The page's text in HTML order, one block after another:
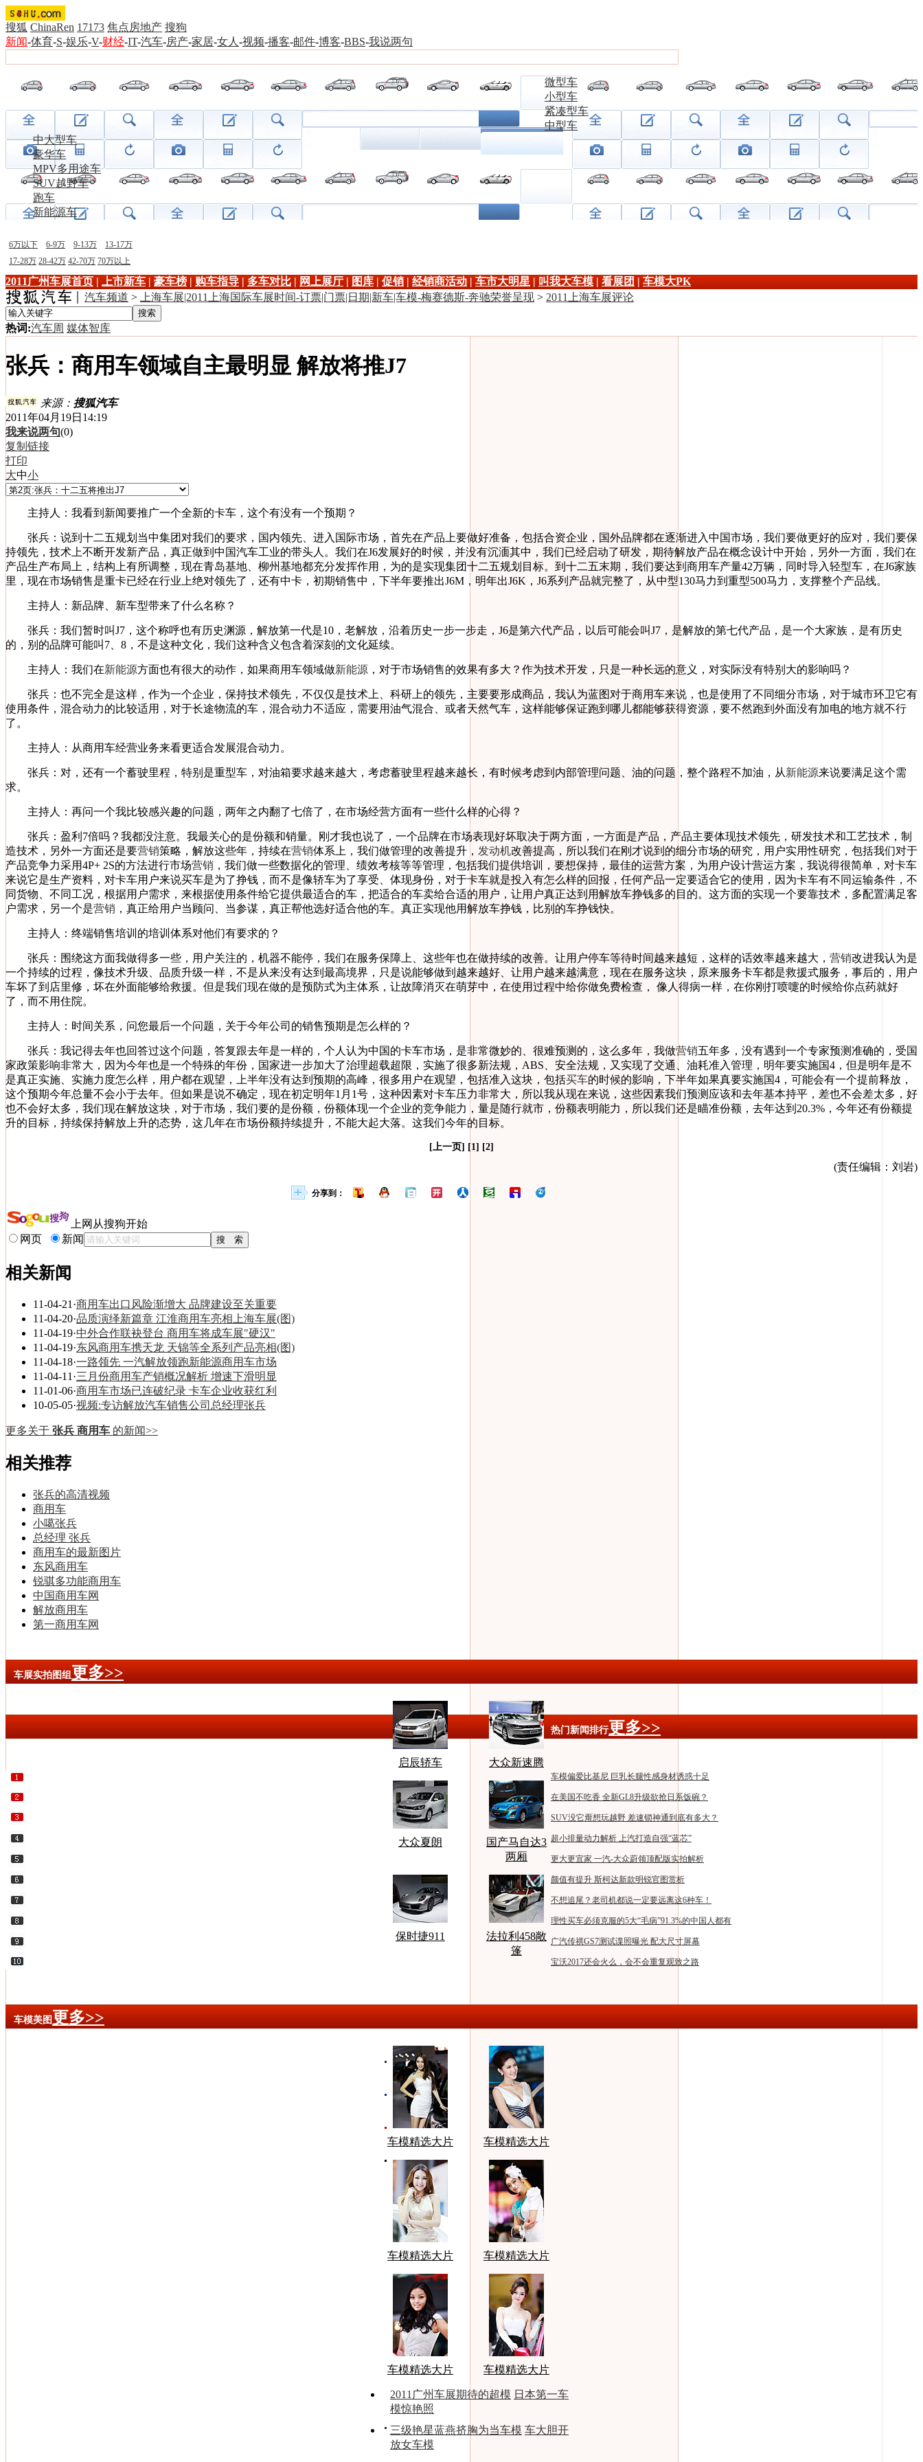
搜狐 ChinaRen 17173 焦点房地产 搜狗
新闻-体育-S-娱乐-V-财经-IT-汽车-房产-家居-女人 -视频-播客-邮件-博客-BBS-我说两句
微型车
小型车
紧凑型车
中型车
中大型车
豪华车
MPV多用途车
SUV越野车
跑车
新能源车
6万以下 6-9万 9-13万
13-17万
17-28万 28-42万 42-70万 70万以上
2011广州车展首页 | 上市新车 | 豪车榜 | 购车指导 | 多车对比 | 网上展厅 | 图库 | 促销 | 经销商活动 | 车市大明星 | 叫我大车模 | 看展团 | 车模大PK
汽车频道 > 上海车展|2011上海国际车展时间-订票|门票|日期|新车|车模-梅赛德斯-奔驰荣誉呈现 > 2011上海车展评论
热词:汽车周 媒体智库
张兵：商用车领域自主最明显 解放将推J7
来源： 搜狐汽车
2011年04月19日14:19
我来说两句(0)
复制链接
打印
大中小
主持人：我看到新闻要推广一个全新的卡车，这个有没有一个预期？
张兵：说到十二五规划当中集团对我们的要求，国内领先、进入国际市场，首先在产品上要做好准备，包括合资企业，国外品牌都在逐渐进入中国市场，我们要做更好的应对，我们要保
持领先，技术上不断开发新产品，真正做到中国汽车工业的带头人。我们在J6发展好的时候，并没有沉湎其中，我们已经启动了研发，期待解放产品在概念设计中开始，另外一方面，我们在
产品生产布局上，结构上有所调整，现在青岛基地、柳州基地都充分发挥作用，为的是实现集团十二五规划目标。到十二五末期，我们要达到商用车产量42万辆，同时导入轻型车，在J6家族
里，现在市场销售是重卡已经在行业上绝对领先了，还有中卡，初期销售中，下半年要推出J6M，明年出J6K，J6系列产品就完整了，从中型130马力到重型500马力，支撑整个产品线。
主持人：新品牌、 新车型带来了什么名称？
张兵：我们暂时叫J7，这个称呼也有历史渊源，解放第一代是10，老解放，沿着历史一步一步走，J6是第六代产品，以后可能会叫J7，是解放的第七代产品，是一个大家族，是有历史
的，别的品牌可能叫7、8，不是这种文化，我们这种含义包含着深刻的文化延续。
主持人：我们在新能源方面也有很大的动作，如果商用车领域做新能源 ，对于市场销售的效果有多大？作为技术开发，只是一种长远的意义，对实际没有特别大的影响吗？
张兵：也不完全是这样，作为一个企业，保持技术领先，不仅仅是技术上、科研上的领先，主要要形成商品，我认为蓝图对于商用车来说，也是使用了不同细分市场，对于城市环卫它有
使用条件，混合动力的比较适用，对于长途物流的车，混合动力不适应，需要用油气混合、或者天然气车，这样能够保证跑到哪儿都能够获得资源，要不然跑到外面没有加电的地方就不行
了。
主持人：从商用车经营业务来看更适合发展混合动力。
张兵：对，还有一个蓄驶里程，特别是重型车，对油箱要求越来越大，考虑蓄驶里程越来越长，有时候考虑到内部管理问题、油的问题，整个路程不加油，从新能源来说要满足这个需
求。
主持人：再问一个我比较感兴趣的问题，两年之内翻了七倍了，在市场经营方面有一些什么样的心得？
张兵：盈利7倍吗？我都没注意。我最关心的是份额和销量。刚才我也说了，一个品牌在市场表现好坏取决于两方面，一方面是产品，产品主要体现技术领先，研发技术和工艺技术，制
造技术，另外一方面还是要营销策略，解放这些年，持续在营销体系上，我们做管理的改善提升， 发动机改善提高，所以我们在刚才说到的细分市场的研究，用户实用性研究，包括我们对于
产品竞争力采用4P+ 2S的方法进行市场营销 ，我们做一些数据化的管理、绩效考核等等管理，包括我们提供培训，要想保持，最佳的运营方案，为用户设计营运方案，我说得很简单，对卡车
来说它是生产资料，对卡车用户来说买车是为了挣钱，而不是像轿车为了享受、体现身份，对于卡车就是投入有怎么样的回报，任何产品一定要适合它的使用，因为卡车有不同运输条件，不
同货物、不同工况，根据用户需求，来根据使用条件给它提供最适合的车，把适合的车卖给合适的用户，让用户真正达到用解放车挣钱多的目的。这方面的实现一个要靠技术，多配置满足客
户需求，另一个是营销 ，真正给用户当顾问、当参谋，真正帮他选好适合他的车。真正实现他用解放车挣钱，比别的车挣钱快。
主持人：终端销售培训的培训体系对他们有要求的？
张兵：围绕这方面我做得多一些，用户关注的，机器不能停，我们在服务保障上、这些年也在做持续的改善。让用户停车等待时间越来越短，这样的话效率越来越大， 营销改进我认为是
一个持续的过程，像技术升级、品质升级一样，不是从来没有达到最高境界，只是说能够做到越来越好、让用户越来越满意，现在在服务这块，原来服务卡车都是救援式服务，事后的，用户
车坏了到店里修，坏在外面能够给救援。但是我们现在做的是预防式为主体系，让故障消灭在萌芽中，在使用过程中给你做免费检查， 像人得病一样，在你刚打喷嚏的时候给你点药就好
了，而不用住院。
主持人：时间关系，问您最后一个问题，关于今年公司的销售预期是怎么样的？
张兵：我记得去年也回答过这个问题，答复跟去年是一样的，个人认为中国的卡车市场，是非常微妙的、很难预测的，这么多年，我做营销五年多，没有遇到一个专家预测准确的，受国
家政策影响非常大，因为今年也是一个特殊的年份，国家进一步加大了治理超载超限，实施了很多新法规，ABS、安全法规，又实现了交通
、油耗准入管理，明年要实施国4，但是明年是不
是真正实施、实施力度怎么样，用户都在观望，上半年没有达到预期的高峰，很多用户在观望，包括准入这块，包括买车的时候的影响，下半年如果真要实施国4，可能会有一个提前释放，
这个预期今年总量不会小于去年。但如果是说不确定，现在初定明年1月1号，这种因素对卡车压力非常大，所以我从现在来说，这些因素我们预测应该和去年基本持平，差也不会差太多，好
也不会好太多，我们现在解放这块，对于市场，我们要的是份额，份额体现一个企业的竞争能力，量是随行就市，份额表明能力，所以我们还是瞄准份额，去年达到20.3%，今年还有份额提
升的目标，持续保持解放上升的态势，这几年在市场份额持续提升，不能大起大落。这我们今年的目标。
[ 上一页] [1 ] [2]
(责任编辑：刘岩)
分享到：
上网从搜狗开始
网页
新闻
相关新闻
11-04-21 ·商用车出口风险渐增大 品牌建设至关重要
11-04-20·品质演绎新篇章 江淮商用车亮相上海车展(图)
11-04-19·中外合作联袂登台 商用车将成车展"硬汉"
11-04-19·东风商用车携天龙 天锦等全系列产品亮相(图)
11-04-18·一路领先 一汽解放领跑新能源商用车市场
11-04-11 ·三月份商用车产销概况解析 增速下滑明显
11-01-06·商用车市场已连破纪录 卡车企业收获红利
10-05-05·视频:专访解放汽车销售公司总经理张兵
更多关于 张兵 商用车 的新闻>>
相关推荐
张兵的高清视频
商用车
小噶张兵
总经理 张兵
商用车的最新图片
东风商用车
锐骐多功能商用车
中国商用车网
解放商用车
第一商用车网
车展实拍图组更多>>
启辰轿车 大众新速腾
大众夏朗
国产马自达3
两厢
保时捷911
法拉利458敞
篷
热门新闻排行更多>>
车模偏爱比基尼 巨乳长腿性感身材诱惑十足
在美国不吃香 全新GL8升级欲抢日系饭碗？
SUV没它甭想玩越野 差速锁神通到底有多大？
超小排量动力解析 上汽打造自强“蓝芯”
更大更宜家 一汽-大众蔚领顶配版实拍解析
颜值有提升 斯柯达新款明锐官图赏析
不想追尾？老司机都说一定要远离这6种车！
理性买车必须克服的5大“毛病”91.3%的中国人都有
广汽传祺GS7测试谍照曝光 配大尺寸屏幕
宝沃2017还会火么，会不会重复观致之路
车模美图更多>>
车模精选大片 车模精选大片
车模精选大片 车模精选大片
车模精选大片 车模精选大片
2011广州车展期待的超模 日本第一车
模惊艳照
三级艳星蓝燕挤胸为当车模 车大胆开
放女车模